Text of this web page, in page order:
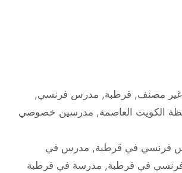
غير مصنف, قرطبة, مدرس فرنسي,
الكويت العاصمة, مدرسين خصوصي
فرنسي في قرطبة, مدرس في
في قرطبة, مدرسة في قرطبة